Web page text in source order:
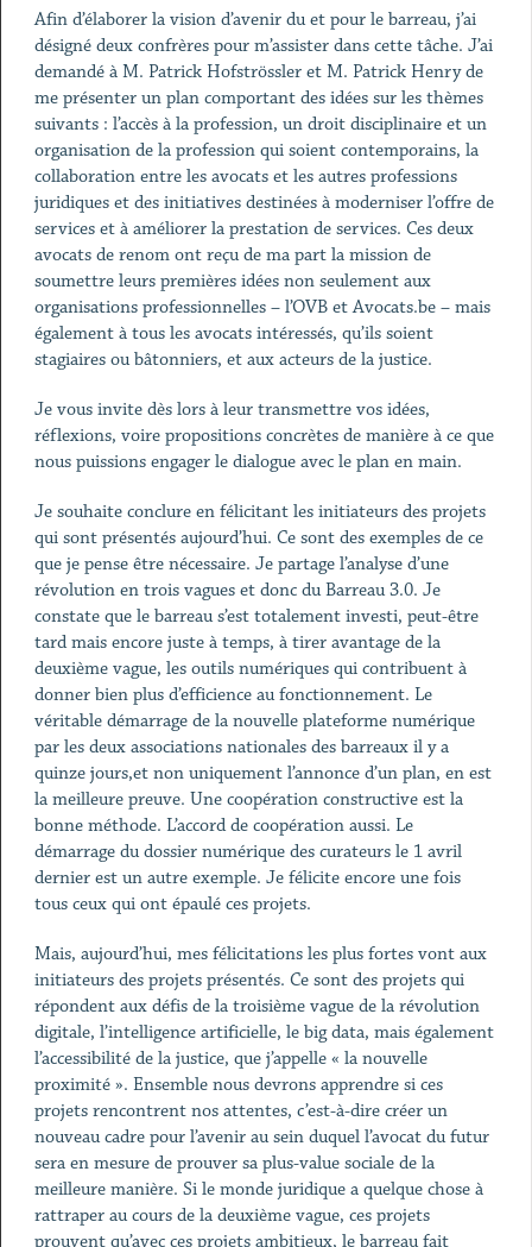
Afin d’élaborer la vision d’avenir du et pour le barreau, j’ai
désigné deux confrères pour m’assister dans cette tâche. J’ai
demandé à M. Patrick Hofströssler et M. Patrick Henry de
me présenter un plan comportant des idées sur les thèmes
suivants : l’accès à la profession, un droit disciplinaire et un
organisation de la profession qui soient contemporains, la
collaboration entre les avocats et les autres professions
juridiques et des initiatives destinées à moderniser l’offre de
services et à améliorer la prestation de services. Ces deux
avocats de renom ont reçu de ma part la mission de
soumettre leurs premières idées non seulement aux
organisations professionnelles – l’OVB et Avocats.be – mais
également à tous les avocats intéressés, qu’ils soient
stagiaires ou bâtonniers, et aux acteurs de la justice.
Je vous invite dès lors à leur transmettre vos idées,
réflexions, voire propositions concrètes de manière à ce que
nous puissions engager le dialogue avec le plan en main.
Je souhaite conclure en félicitant les initiateurs des projets
qui sont présentés aujourd’hui. Ce sont des exemples de ce
que je pense être nécessaire. Je partage l’analyse d’une
révolution en trois vagues et donc du Barreau 3.0. Je
constate que le barreau s’est totalement investi, peut-être
tard mais encore juste à temps, à tirer avantage de la
deuxième vague, les outils numériques qui contribuent à
donner bien plus d’efficience au fonctionnement. Le
véritable démarrage de la nouvelle plateforme numérique
par les deux associations nationales des barreaux il y a
quinze jours,et non uniquement l’annonce d’un plan, en est
la meilleure preuve. Une coopération constructive est la
bonne méthode. L’accord de coopération aussi. Le
démarrage du dossier numérique des curateurs le 1avril
dernier est un autre exemple. Je félicite encore une fois
tous ceux qui ont épaulé ces projets.
Mais, aujourd’hui, mes félicitations les plus fortes vont aux
initiateurs des projets présentés. Ce sont des projets qui
répondent aux défis de la troisième vague de la révolution
digitale, l’intelligence artificielle, le big data, mais également
l’accessibilité de la justice, que j’appelle « la nouvelle
proximité ». Ensemble nous devrons apprendre si ces
projets rencontrent nos attentes, c’est-à-dire créer un
nouveau cadre pour l’avenir au sein duquel l’avocat du futur
sera en mesure de prouver sa plus-value sociale de la
meilleure manière. Si le monde juridique a quelque chose à
rattraper au cours de la deuxième vague, ces projets
prouvent qu’avec ces projets ambitieux, le barreau fait